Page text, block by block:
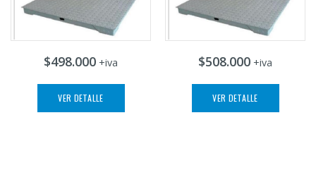
$498.000 +iva
VER DETALLE
$508.000 +iva
VER DETALLE